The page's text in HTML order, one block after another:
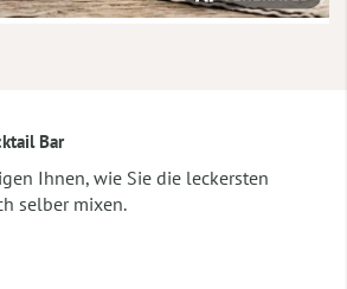
Bar
Ihnen, wie Sie die leckersten
selber mixen.